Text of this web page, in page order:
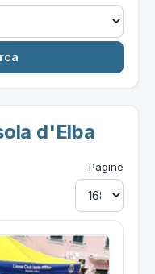
d'Elba
Pagine